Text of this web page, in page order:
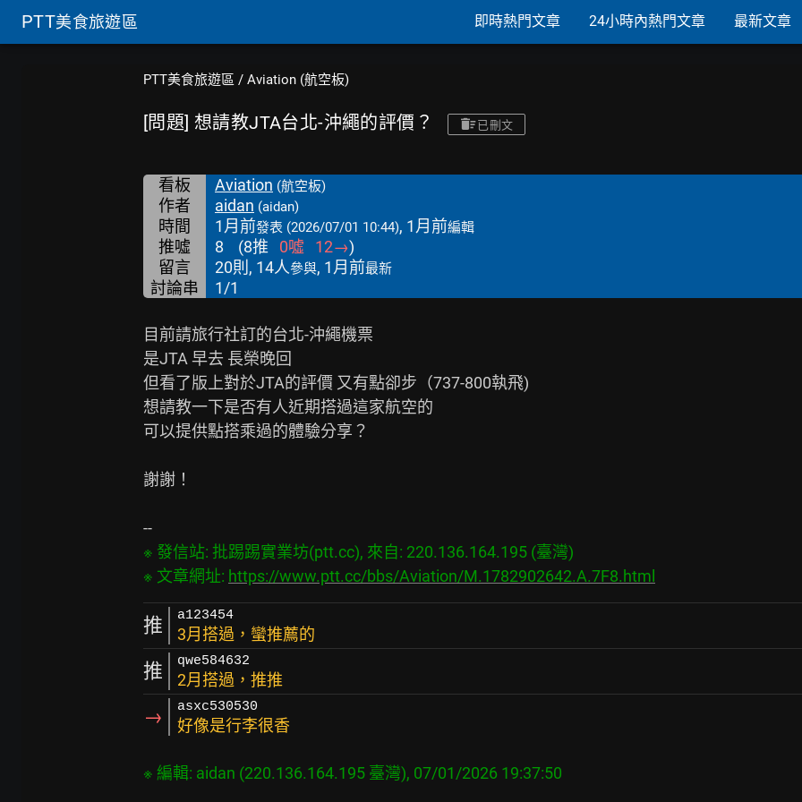
PTT美食旅遊區 即時熱門文章 24小時內熱門文章 最新文章
PTT美食旅遊區 / Aviation (航空板)
[問題] 想請教JTA台北-沖繩的評價？ 已刪文
看板 Aviation (航空板)
作者 aidan (aidan)
時間 1月前發表 (2026/07/01 10:44), 1月前編輯
推噓 8 (8推 0噓 12→)
留言
20則, 14人參與, 1月前最新
討論串 1/1
目前請旅行社訂的台北-沖繩機票
是JTA 早去 長榮晚回
但看了版上對於JTA的評價 又有點卻步（737-800執飛)
想請教一下是否有人近期搭過這家航空的
可以提供點搭乘過的體驗分享？
謝謝！
※ 發信站: 批踢踢實業坊(ptt.cc), 來自: 220.136.164.195 (臺灣)
※ 文章網址: https://www.ptt.cc/bbs/Aviation/M.1782902642.A.7F8.html
推 a123454
3月搭過，蠻推薦的
推 qwe584632
2月搭過，推推
→ asxc530530
好像是行李很香